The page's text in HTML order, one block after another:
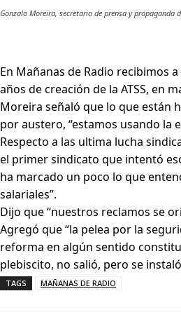
Gonzalo Moreira, secretario de prensa y propaganda
En Mañanas de Radio recibimos
años de creación de la ATSS, en
Moreira señaló que lo que están
por austero, “estamos usando la
Respecto a las ultima lucha
el primer sindicato que intentó
ha marcado un poco lo que
salariales”.
Dijo que “nuestros reclamos se
Agregó que “la pelea por la
reforma en algún sentido
plebiscito, no salió, pero se
TAGS MAÑANAS DE RADIO